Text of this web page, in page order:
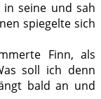
seine und sah
spiegelte sich
Finn, als
soll ich denn
bald an und